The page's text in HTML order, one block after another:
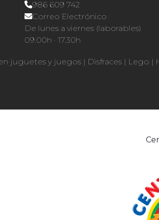
986 609 742
Correo Electrónico
De lunes a viernes (laborables)
09.00h · 17.30h
juguetes y juegos | Disfraces | Lego |